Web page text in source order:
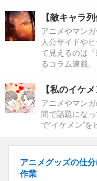
【敵キャラ
アニメやマン
人公サイドや
て見えるのは
るコラム連載。
【私のイケメ
アニメやマン
間で話題にな
で“イケメン”
アニメグッズの仕
作業